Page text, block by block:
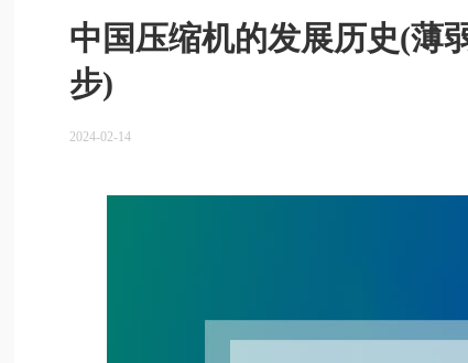
中国压缩机的发展历史(薄
步)
2024-02-14